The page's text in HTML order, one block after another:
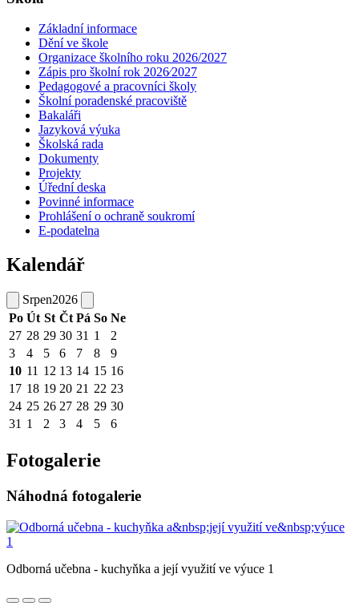
Základní informace
Dění ve škole
Organizace školního roku 2026/2027
Zápis pro školní rok 2026⁄2027
Pedagogové a pracovníci školy
Školní poradenské pracoviště
Bakaláři
Jazyková výuka
Školská rada
Dokumenty
Projekty
Úřední deska
Povinné informace
Prohlášení o ochraně soukromí
E-podatelna
Kalendář
Srpen2026
Po Út St Čt Pá So Ne
27 28 29 30 31 1
2
3
4 5 6 7 8
9
10 11 12 13 14 15 16
17 18 19 20 21 22 23
24 25 26 27 28 29 30
31 1 2 3 4 5 6
Fotogalerie
Náhodná fotogalerie
Odborná učebna - kuchyňka a její využití ve výuce 1